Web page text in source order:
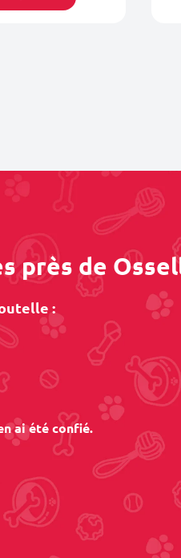
près de
:
ai été confié.